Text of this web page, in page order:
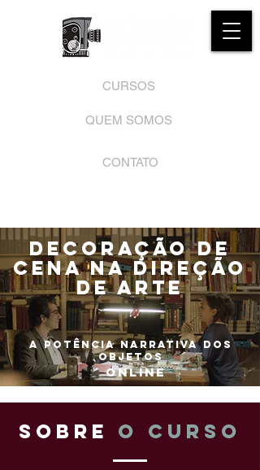
QUEM SOMOS
CURSOS
CONTATO
Decoração de
CENA Na Direção
de Arte
Online
A Potência Narrativa dos
Objetos
Sobre o Curso